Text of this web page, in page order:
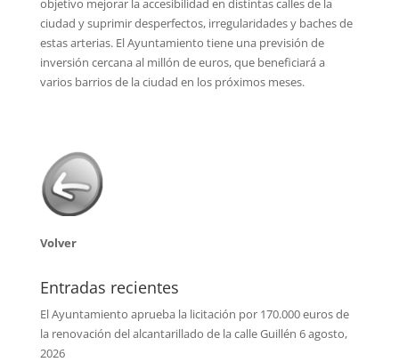
objetivo mejorar la accesibilidad en distintas calles de la
ciudad y suprimir desperfectos, irregularidades y baches de
estas arterias. El Ayuntamiento tiene una previsión de
inversión cercana al millón de euros, que beneficiará a
varios barrios de la ciudad en los próximos meses.
Volver
Entradas recientes
El Ayuntamiento aprueba la licitación por 170.000 euros de
la renovación del alcantarillado de la calle Guillén 6 agosto,
2026